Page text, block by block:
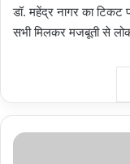
डॉ. महेंद्र नागर का टिकट
सभी मिलकर मजबूती से
पहले